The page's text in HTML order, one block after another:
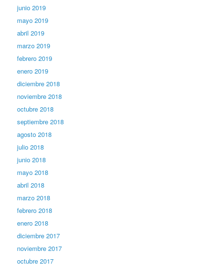
junio 2019
mayo 2019
abril 2019
marzo 2019
febrero 2019
enero 2019
diciembre 2018
noviembre 2018
octubre 2018
septiembre 2018
agosto 2018
julio 2018
junio 2018
mayo 2018
abril 2018
marzo 2018
febrero 2018
enero 2018
diciembre 2017
noviembre 2017
octubre 2017